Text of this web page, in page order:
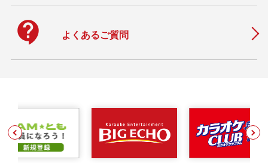
contact_support よくあるご質問